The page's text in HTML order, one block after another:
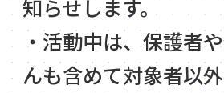
知らせします。
・活動中は、保護者
んも含めて対象者以